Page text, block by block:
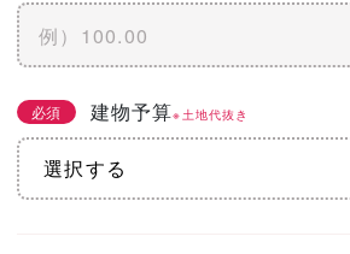
必須 建物予算※土地代抜き